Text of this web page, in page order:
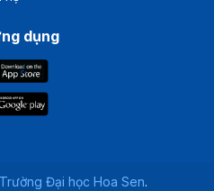
dụng
Trường Đại học Hoa Sen.